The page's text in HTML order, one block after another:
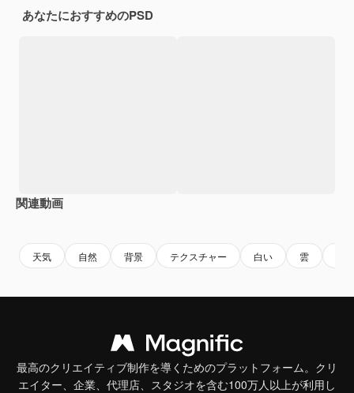
あなたにおすすめのPSD
関連動画
天気 自然 背景 テクスチャー 白い 雲
最高のクリエイティブ制作を導くためのプラットフォーム。クリ
エイター、企業、代理店、スタジオを含む100万人以上が利用し